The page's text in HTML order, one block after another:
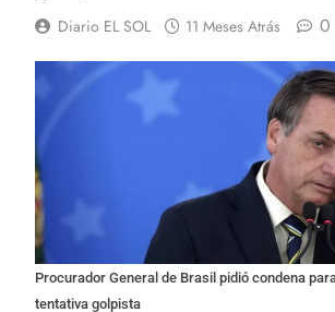
Diario EL SOL 11 Meses Atrás 0
Procurador General de Brasil pidió condena
tentativa golpista